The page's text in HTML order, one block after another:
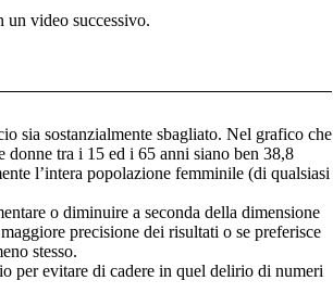
video successivo.
sia sostanzialmente sbagliato. Nel grafico che
donne tra i 15 ed i 65 anni siano ben 38,8
l’intera popolazione femminile (di qualsiasi
o diminuire a seconda della dimensione
precisione dei risultati o se preferisce
stesso.
per evitare di cadere in quel delirio di numeri